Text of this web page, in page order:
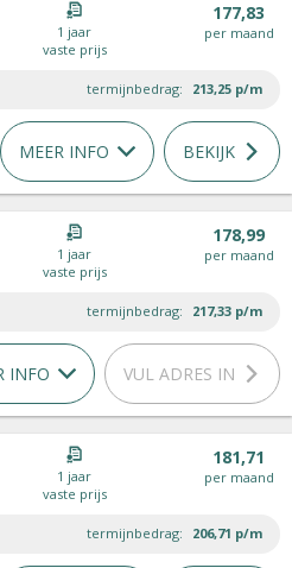
1 jaar
vaste prijs
177,83
per maand
termijnbedrag: 213,25 p/m
MEER INFO BEKIJK
1 jaar
vaste prijs
178,99
per maand
termijnbedrag: 217,33 p/m
INFO VUL ADRES IN
1 jaar
vaste prijs
181,71
per maand
termijnbedrag: 206,71 p/m